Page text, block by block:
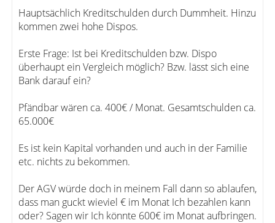
Hauptsächlich Kreditschulden durch Dummheit. Hinzu
kommen zwei hohe Dispos.
Erste Frage: Ist bei Kreditschulden bzw. Dispo
überhaupt ein Vergleich möglich? Bzw. lässt sich eine
Bank darauf ein?
Pfändbar wären ca. 400€ / Monat. Gesamtschulden ca.
65.000€
Es ist kein Kapital vorhanden und auch in der Familie
etc. nichts zu bekommen.
Der AGV würde doch in meinem Fall dann so ablaufen,
dass man guckt wieviel € im Monat Ich bezahlen kann
oder? Sagen wir Ich könnte 600€ im Monat aufbringen.